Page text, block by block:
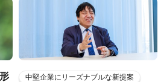
中堅企業にリーズナブルな新提案